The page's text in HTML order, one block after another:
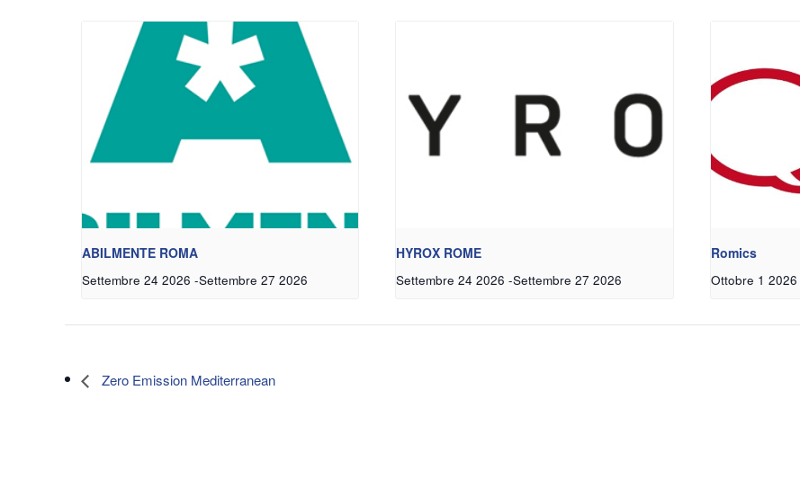
ABILMENTE ROMA
Settembre 24 2026 -Settembre 27 2026
HYROX ROME
Settembre 24 2026 -Settembre 27 2026
Romics
Ottobre 1 2026
Zero Emission Mediterranean